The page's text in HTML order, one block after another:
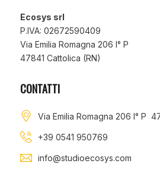
Ecosys srl
P.IVA: 02672590409
Via Emilia Romagna 206 I° P
47841 Cattolica (RN)
CONTATTI
Via Emilia Romagna 206 I° P
+39 0541 950769
info@studioecosys.com